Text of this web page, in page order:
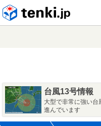
台風13号情報
大型で非常に強い
進んでいます